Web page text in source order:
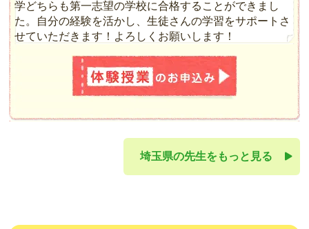
学どちらも第一志望の学校に合格することができまし
た。自分の経験を活かし、生徒さんの学習をサポートさ
せていただきます！よろしくお願いします！
埼玉県の先生をもっと見る